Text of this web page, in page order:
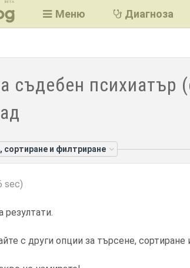
BETA
Меню Диагноза
съдебен психиатър
сортиране и филтриране
sec)
резултати.
с други опции за търсене, сортиране